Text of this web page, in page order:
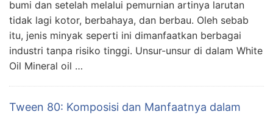
bumi dan setelah melalui pemurnian artinya larutan
tidak lagi kotor, berbahaya, dan berbau. Oleh sebab
itu, jenis minyak seperti ini dimanfaatkan berbagai
industri tanpa risiko tinggi. Unsur-unsur di dalam White
Oil Mineral oil …
Tween 80: Komposisi dan Manfaatnya dalam